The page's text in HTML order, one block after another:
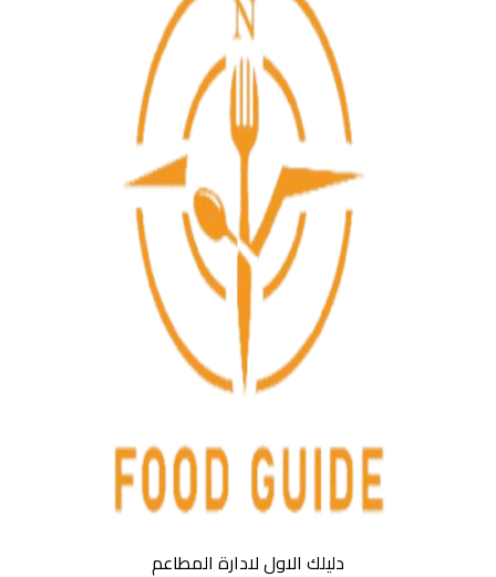
دليلك الاول لادارة المطاعم